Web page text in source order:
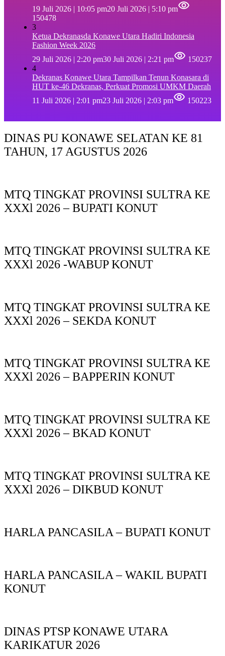
19 Juli 2026 | 10:05 pm20 Juli 2026 | 5:10 pm
150478
3
Ketua Dekranasda Konawe Utara Hadiri Indonesia
Fashion Week 2026
29 Juli 2026 | 2:20 pm30 Juli 2026 | 2:21 pm
150237
4
Dekranas Konawe Utara Tampilkan Tenun Konasara di
HUT ke-46 Dekranas, Perkuat Promosi UMKM Daerah
11 Juli 2026 | 2:01 pm23 Juli 2026 | 2:03 pm 150223
DINAS PU KONAWE SELATAN KE 81
TAHUN, 17 AGUSTUS 2026
MTQ TINGKAT PROVINSI SULTRA KE
XXXl 2026 – BUPATI KONUT
MTQ TINGKAT PROVINSI SULTRA KE
XXXl 2026 -WABUP KONUT
MTQ TINGKAT PROVINSI SULTRA KE
XXXl 2026 – SEKDA KONUT
MTQ TINGKAT PROVINSI SULTRA KE
XXXl 2026 – BAPPERIN KONUT
MTQ TINGKAT PROVINSI SULTRA KE
XXXl 2026 – BKAD KONUT
MTQ TINGKAT PROVINSI SULTRA KE
XXXl 2026 – DIKBUD KONUT
HARLA PANCASILA – BUPATI KONUT
HARLA PANCASILA – WAKIL BUPATI
KONUT
DINAS PTSP KONAWE UTARA
KARIKATUR 2026